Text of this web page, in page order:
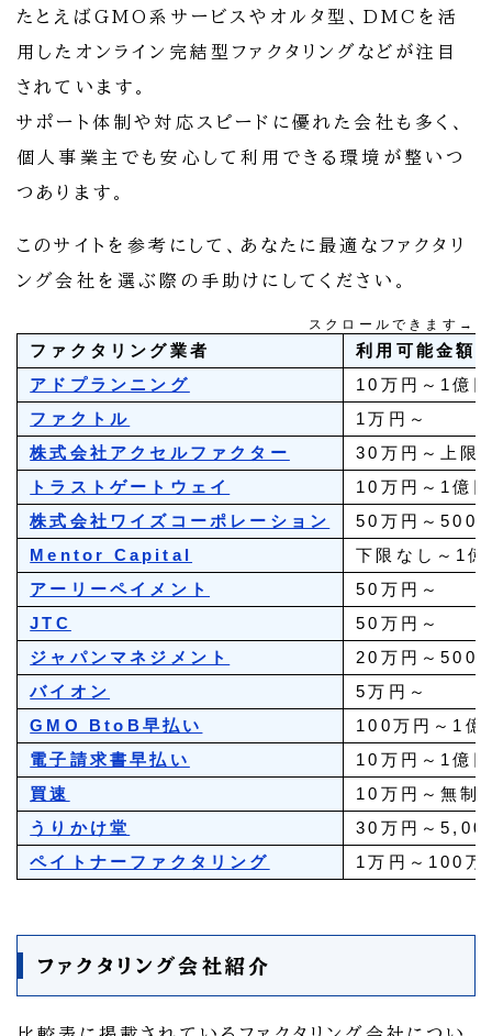
たとえばGMO系サービスやオルタ型、DMCを活
用したオンライン完結型ファクタリングなどが注目
されています。
サポート体制や対応スピードに優れた会社も多く、
個人事業主でも安心して利用できる環境が整いつ
つあります。
このサイトを参考にして、あなたに最適なファクタリ
ング会社を選ぶ際の手助けにしてください。
スクロールできます→
ファクタリング業者
利用可能金額
アドプランニング
10万円～1億円
ファクトル
1万円～
株式会社アクセルファクター
30万円～上限
トラストゲートウェイ
10万円～1億円
株式会社ワイズコーポレーション
50万円～5000
Mentor Capital
下限なし～1億
アーリーペイメント
50万円～
JTC
50万円～
ジャパンマネジメント
20万円～
バイオン
5万円～
GMO BtoB早払い
100万円～1億
電子請求書早払い
10万円～1億円
買速
10万円～無制
うりかけ堂
30万円～
ペイトナーファクタリング
1万円～100万
ファクタリング会社紹介